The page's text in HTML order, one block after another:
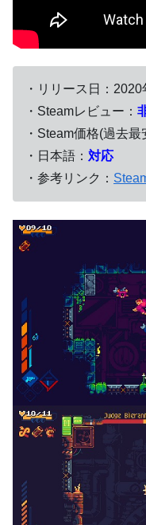
・リリース日：2020
・Steamレビュー：
・Steam価格(過去最
・日本語： 対応
・参考リンク：